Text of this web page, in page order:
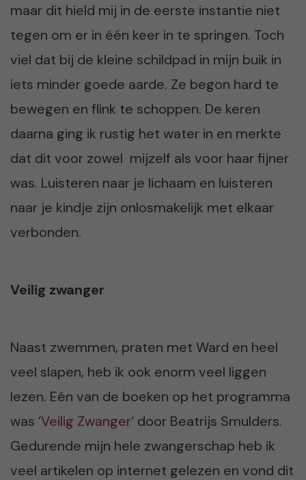
maar dit hield mij in de eerste instantie niet
tegen om er in één keer in te springen. Toch
viel dat bij de kleine schildpad in mijn buik in
iets minder goede aarde. Ze begon hard te
bewegen en flink te schoppen. De keren
daarna ging ik rustig het water in en merkte
dat dit voor zowel mijzelf als voor haar fijner
was. Luisteren naar je lichaam en luisteren
naar je kindje zijn onlosmakelijk met elkaar
verbonden.
Veilig zwanger
Naast zwemmen, praten met Ward en heel
veel slapen, heb ik ook enorm veel liggen
lezen. Eén van de boeken op het programma
was ‘Veilig Zwanger‘ door Beatrijs Smulders.
Gedurende mijn hele zwangerschap heb ik
veel artikelen op internet gelezen en vond dit